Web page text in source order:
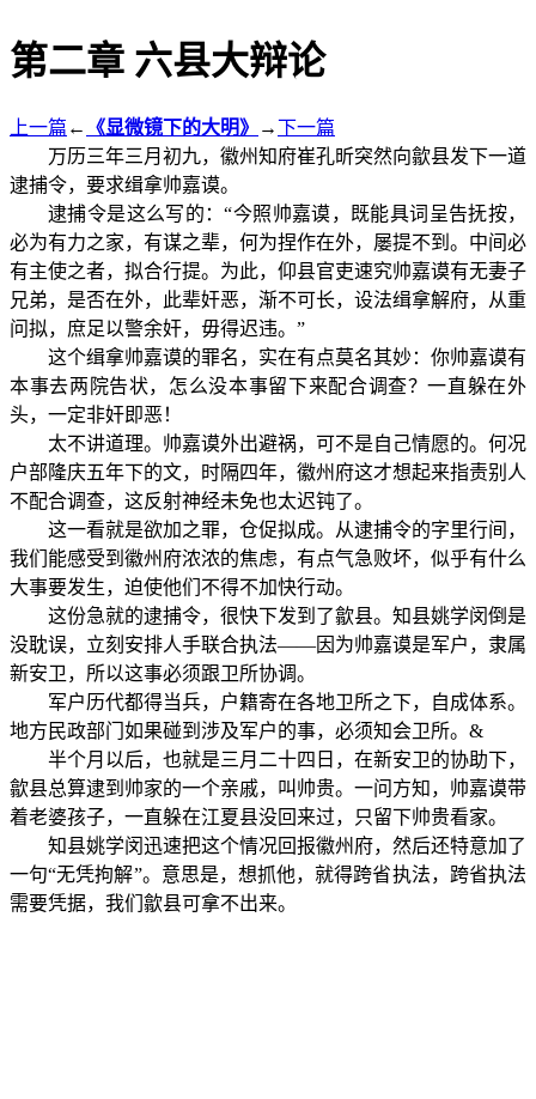
第二章 六县大辩论
上一篇 ← 《显微镜下的大明》 →下一篇
万历三年三月初九，徽州知府崔孔昕突然向歙县发下一道
逮捕令，要求缉拿帅嘉谟。
逮捕令是这么写的：“今照帅嘉谟，既能具词呈告抚按，
必为有力之家，有谋之辈，何为捏作在外，屡提不到。中间必
有主使之者，拟合行提。为此，仰县官吏速究帅嘉谟有无妻子
兄弟，是否在外，此辈奸恶，渐不可长，设法缉拿解府，从重
问拟，庶足以警余奸，毋得迟违。”
这个缉拿帅嘉谟的罪名，实在有点莫名其妙：你帅嘉谟有
本事去两院告状，怎么没本事留下来配合调查？一直躲在外
头，一定非奸即恶！
太不讲道理。帅嘉谟外出避祸，可不是自己情愿的。何况
户部隆庆五年下的文，时隔四年，徽州府这才想起来指责别人
不配合调查，这反射神经未免也太迟钝了。
这一看就是欲加之罪，仓促拟成。从逮捕令的字里行间，
我们能感受到徽州府浓浓的焦虑，有点气急败坏，似乎有什么
大事要发生，迫使他们不得不加快行动。
这份急就的逮捕令，很快下发到了歙县。知县姚学闵倒是
没耽误，立刻安排人手联合执法——因为帅嘉谟是军户，隶属
新安卫，所以这事必须跟卫所协调。
军户历代都得当兵，户籍寄在各地卫所之下，自成体系。
地方民政部门如果碰到涉及军户的事，必须知会卫所。&
半个月以后，也就是三月二十四日，在新安卫的协助下，
歙县总算逮到帅家的一个亲戚，叫帅贵。一问方知，帅嘉谟带
着老婆孩子，一直躲在江夏县没回来过，只留下帅贵看家。
知县姚学闵迅速把这个情况回报徽州府，然后还特意加了
一句“无凭拘解”。意思是，想抓他，就得跨省执法，跨省执法
需要凭据，我们歙县可拿不出来。